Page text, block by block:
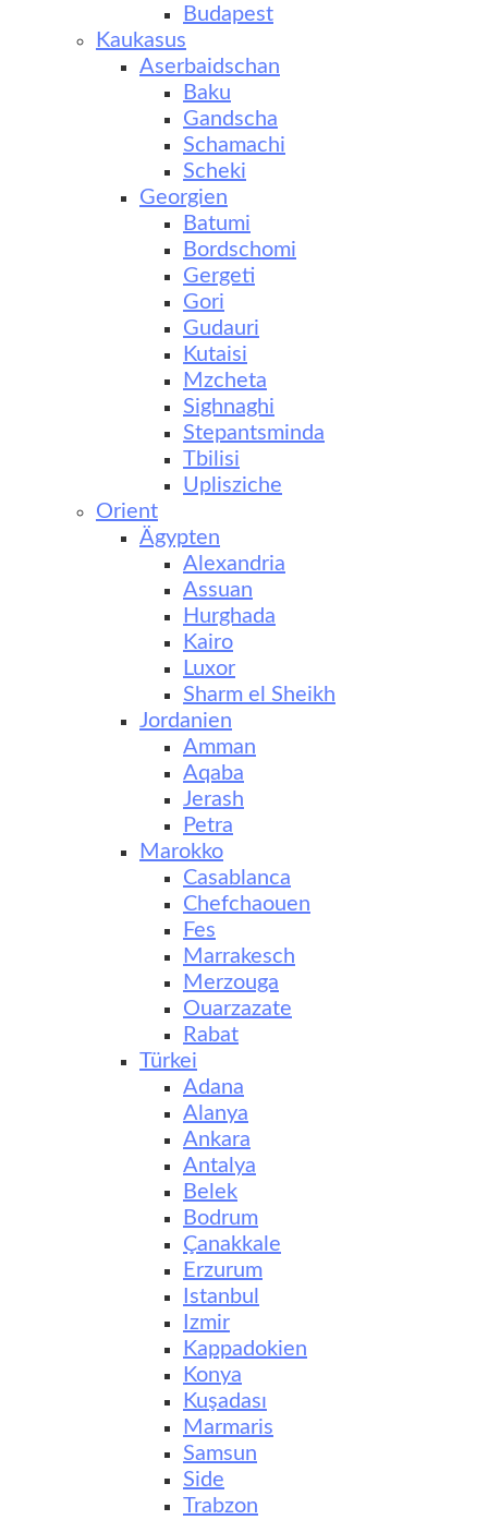
Budapest
Kaukasus
Aserbaidschan
Baku
Gandscha
Schamachi
Scheki
Georgien
Batumi
Bordschomi
Gergeti
Gori
Gudauri
Kutaisi
Mzcheta
Sighnaghi
Stepantsminda
Tbilisi
Uplisziche
Orient
Ägypten
Alexandria
Assuan
Hurghada
Kairo
Luxor
Sharm el Sheikh
Jordanien
Amman
Aqaba
Jerash
Petra
Marokko
Casablanca
Chefchaouen
Fes
Marrakesch
Merzouga
Ouarzazate
Rabat
Türkei
Adana
Alanya
Ankara
Antalya
Belek
Bodrum
Çanakkale
Erzurum
Istanbul
Izmir
Kappadokien
Konya
Kuşadası
Marmaris
Samsun
Side
Trabzon